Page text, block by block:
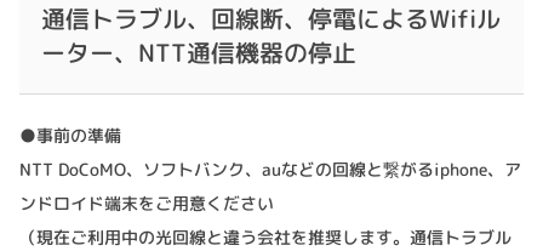
通信トラブル、回線断、停電によるWifiル
ーター、NTT通信機器の停止
●事前の準備
NTT DoCoMO、ソフトバンク、auなどの回線と繋がるiphone、ア
ンドロイド端末をご用意ください
（現在ご利用中の光回線と違う会社を推奨します。通信トラブル